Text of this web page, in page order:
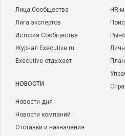
Лица Сообщества
Лига экспертов
История Сообщества
Журнал Executive.ru
Executive отдыхает
НОВОСТИ
Новости дня
Новости компаний
Отставки и назначения
HR-